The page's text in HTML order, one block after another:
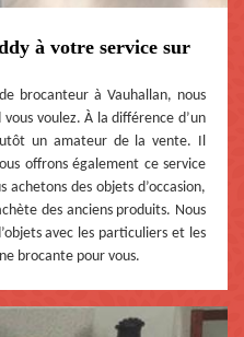
à votre service sur
brocanteur à Vauhallan, nous
voulez. À la différence d’un
un amateur de la vente. Il
offrons également ce service
des objets d’occasion,
des anciens produits. Nous
avec les particuliers et les
brocante pour vous.